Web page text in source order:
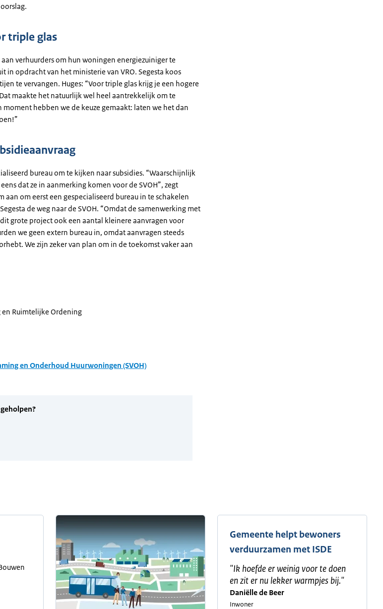
triple glas
verhuurders om hun woningen energiezuiniger te
in opdracht van het ministerie van VRO. Segesta koos
te vervangen. Huges: “Voor triple glas krijg je een hogere
maakte het natuurlijk wel heel aantrekkelijk om te
moment hebben we de keuze gemaakt: laten we het dan
bureau om te kijken naar subsidies. “Waarschijnlijk
dat ze in aanmerking komen voor de SVOH”, zegt
aan om eerst een gespecialiseerd bureau in te schakelen
de weg naar de SVOH. “Omdat de samenwerking met
grote project ook een aantal kleinere aanvragen voor
we geen extern bureau in, omdat aanvragen steeds
We zijn zeker van plan om in de toekomst vaker aan
en Ruimtelijke Ordening
en Onderhoud Huurwoningen (SVOH)
Gemeente helpt bewoners
verduurzamen met ISDE
"Ik hoefde er weinig voor te doen
en zit er nu lekker warmpjes bij."
Daniëlle de Beer
Inwoner